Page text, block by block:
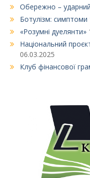
Обережно –
Ботулізм: симптоми
«Розумні дуелянти»
Національний
06.03.2025
Клуб фінансової